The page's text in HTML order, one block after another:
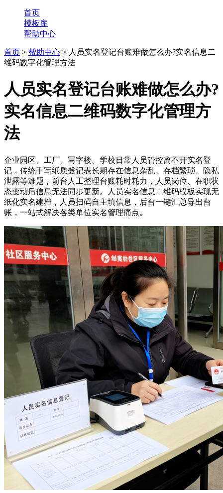
首页
模板库
帮助中心
首页 > 帮助中心 > 人员实名登记台账难做怎么办?实名信息二
维码数字化管理方法
人员实名登记台账难做怎么办?
实名信息二维码数字化管理方
法
企业园区、工厂、写字楼、学校日常人员管控离不开实名登
记，传统手写纸质登记表长期存在信息杂乱、存档繁琐、隐私
泄露等难题，前台人工整理台账耗时耗力，人员岗位、在职状
态变动后信息无法同步更新。人员实名信息二维码模板实现无
纸化实名建档，人员扫码自主填信息，后台一键汇总导出台
账，一站式解决各类单位实名管理痛点。